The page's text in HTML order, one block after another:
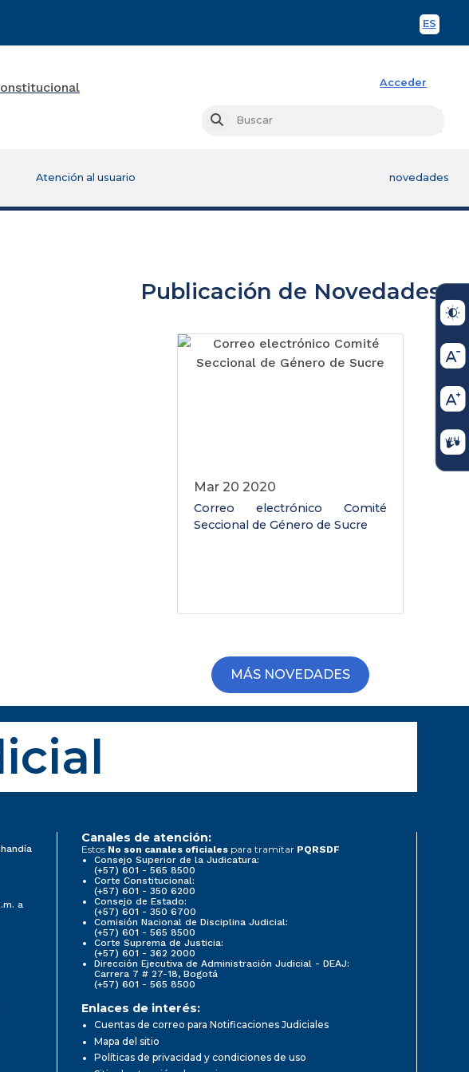
ES
Acceder
Buscar
Atención al usuario novedades
Publicación de Novedades
Mar 20 2020
Correo electrónico Comité
Seccional de Género de Sucre
MÁS NOVEDADES
a
Canales de atención:
Estos No son canales oficiales para tramitar PQRSDF
Consejo Superior de la Judicatura:
(+57) 601 - 565 8500
Corte Constitucional:
(+57) 601 - 350 6200
Consejo de Estado:
(+57) 601 - 350 6700
Comisión Nacional de Disciplina Judicial:
(+57) 601 - 565 8500
Corte Suprema de Justicia:
(+57) 601 - 362 2000
Dirección Ejecutiva de Administración Judicial - DEAJ:
Carrera 7 # 27-18, Bogotá
(+57) 601 - 565 8500
Enlaces de interés:
Cuentas de correo para Notificaciones Judiciales
Mapa del sitio
Políticas de privacidad y condiciones de uso